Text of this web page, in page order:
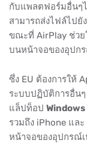
กับแพลตฟอร์มอื่นๆ
สามารถส่งไฟล์ไปยั
ขณะที่ AirPlay ช่ว
บนหน้าจอของอุปกร
ซึ่ง EU ต้องการให้
ระบบปฏิบัติการอื่น
แล็ปท็อป Windows
รวมถึง iPhone แล
หน้าจอของอุปกรณ์เ